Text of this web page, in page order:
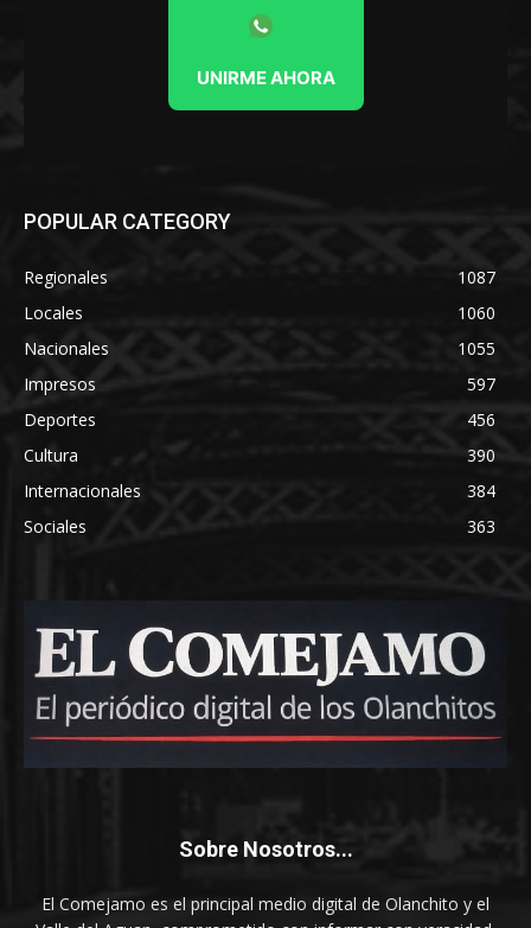
UNIRME AHORA
POPULAR CATEGORY
Regionales
1087
Locales
1060
Nacionales
1055
Impresos
597
Deportes
456
Cultura
390
Internacionales
384
Sociales
363
Sobre Nosotros...
El Comejamo es el principal medio digital de Olanchito y el